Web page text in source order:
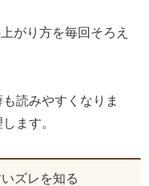
がり方を毎回そろえ
読みやすくなりま
ます。
ズレを知る